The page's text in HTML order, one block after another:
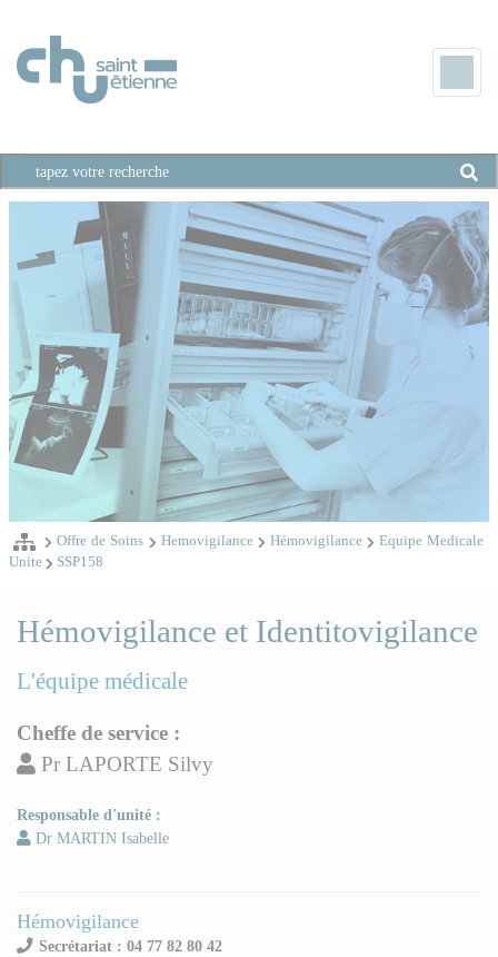
Offre de Soins Hemovigilance Hémovigilance
Equipe Medicale
Unite
SSP158
Hémovigilance et Identitovigilance
L'équipe médicale
Cheffe de service :
Pr LAPORTE Silvy
Responsable d'unité :
Dr MARTIN Isabelle
Hémovigilance
Secrétariat : 04 77 82 80 42